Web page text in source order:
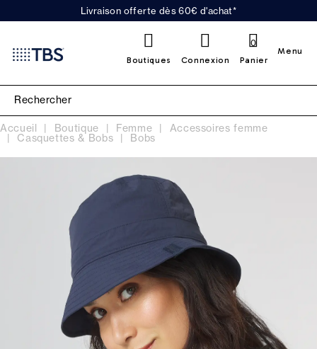
Livraison offerte dès 60€ d'achat*
Boutiques Connexion Panier
0
Menu
Accueil Boutique Femme Accessoires femme
Casquettes & Bobs Bobs